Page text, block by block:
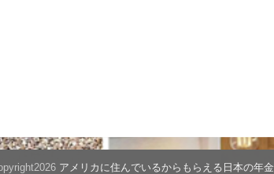
アメリカに住んでいるからもらえる日本の年金